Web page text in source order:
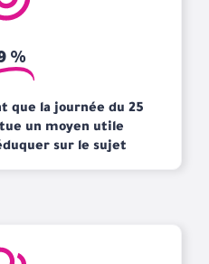
%
que la journée du 25
un moyen utile
sur le sujet